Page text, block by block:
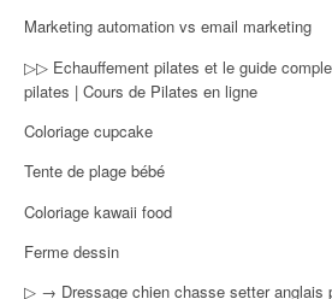
Marketing automation vs email marketing
▷▷ Echauffement pilates et le guide
pilates | Cours de Pilates en ligne
Coloriage cupcake
Tente de plage bébé
Coloriage kawaii food
Ferme dessin
▷ → Dressage chien chasse setter anglais